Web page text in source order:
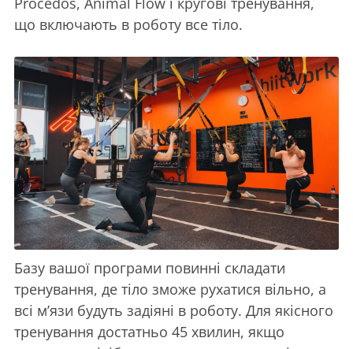
що включають в роботу все тіло.
Базу вашої програми повинні складати
тренування, де тіло зможе рухатися вільно, а
всі м’язи будуть задіяні в роботу. Для якісного
тренування достатньо 45 хвилин, якщо